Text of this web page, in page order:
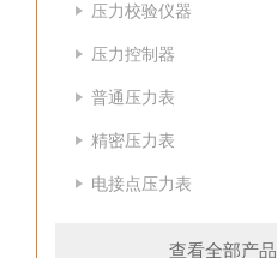
压力校验仪器
压力控制器
普通压力表
精密压力表
电接点压力表
查看全部产品